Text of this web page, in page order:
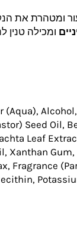
ומטהרת את
ומכילה טנין
(Aqua),
Seed Oil,
Leaf
Xanthan
Fragrance